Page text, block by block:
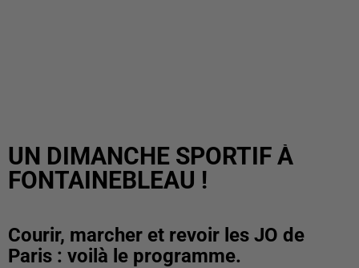
UN DIMANCHE SPORTIF À
FONTAINEBLEAU !
Courir, marcher et revoir les JO de
Paris : voilà le programme.